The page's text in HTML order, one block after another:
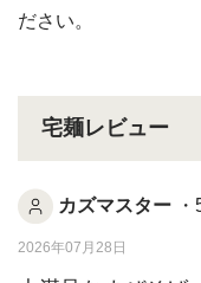
ださい。
宅麺レビュー
カズマスター
2026年07月28日